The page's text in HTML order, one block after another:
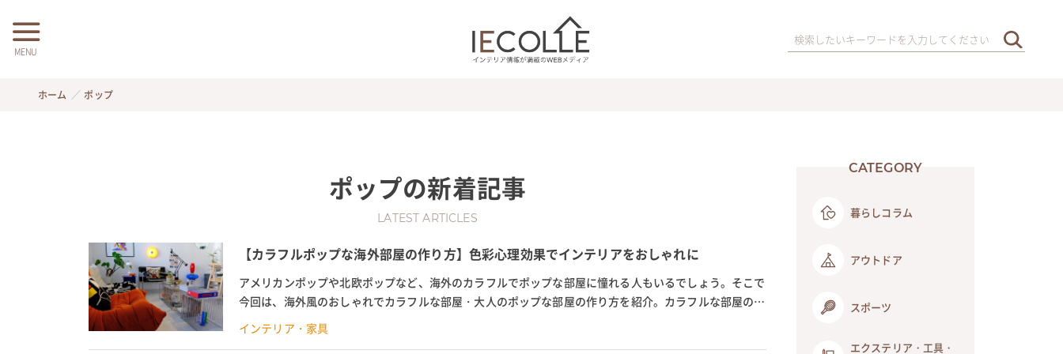
MENU
ホーム ポップ
ポップの新着記事
LATEST ARTICLES
【カラフルポップな海外部屋の作り方】色彩心理効果でインテリアをおしゃれに
アメリカンポップや北欧ポップなど、海外のカラフルでポップな部屋に憧れる人もいるでしょう。そこで
今回は、海外風のおしゃれでカラフルな部屋・大人のポップな部屋の作り方を紹介。カラフルな部屋の心
理的効果も詳しく解説します。モダンポップ、レトロ...
インテリア・家具
CATEGORY
暮らしコラム
アウトドア
スポーツ
エクステリア・工具・